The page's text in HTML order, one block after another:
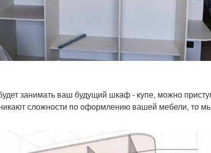
занимать ваш будущий шкаф - купе, можно
сложности по оформлению вашей мебели, то